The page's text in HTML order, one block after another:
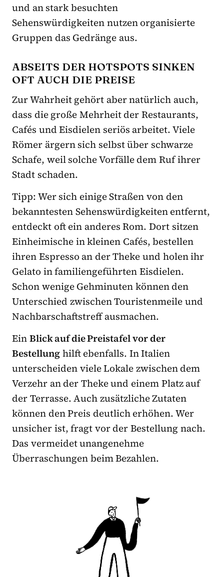
und an stark besuchten
Sehenswürdigkeiten nutzen organisierte
Gruppen das Gedränge aus.
ABSEITS DER HOTSPOTS SINKEN
OFT AUCH DIE PREISE
Zur Wahrheit gehört aber natürlich auch,
dass die große Mehrheit der Restaurants,
Cafés und Eisdielen seriös arbeitet. Viele
Römer ärgern sich selbst über schwarze
Schafe, weil solche Vorfälle dem Ruf ihrer
Stadt schaden.
Tipp: Wer sich einige Straßen von den
bekanntesten Sehenswürdigkeiten entfernt,
entdeckt oft ein anderes Rom. Dort sitzen
Einheimische in kleinen Cafés, bestellen
ihren Espresso an der Theke und holen ihr
Gelato in familiengeführten Eisdielen.
Schon wenige Gehminuten können den
Unterschied zwischen Touristenmeile und
Nachbarschaftstreff ausmachen.
EinBlick auf die Preistafel vor der
Bestellunghilft ebenfalls. In Italien
unterscheiden viele Lokale zwischen dem
Verzehr an der Theke und einem Platz auf
der Terrasse. Auch zusätzliche Zutaten
können den Preis deutlich erhöhen. Wer
unsicher ist, fragt vor der Bestellung nach.
Das vermeidet unangenehme
Überraschungen beim Bezahlen.